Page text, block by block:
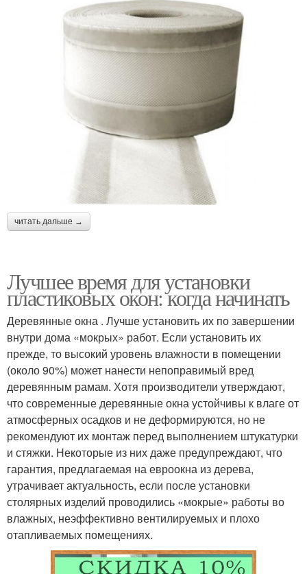
читать дальше →
Лучшее время для установки
пластиковых окон: когда начинать
Деревянные окна . Лучше установить их по завершении
внутри дома «мокрых» работ. Если установить их
прежде, то высокий уровень влажности в помещении
(около 90%) может нанести непоправимый вред
деревянным рамам. Хотя производители утверждают,
что современные деревянные окна устойчивы к влаге от
атмосферных осадков и не деформируются, но не
рекомендуют их монтаж перед выполнением штукатурки
и стяжки. Некоторые из них даже предупреждают, что
гарантия, предлагаемая на евроокна из дерева,
утрачивает актуальность, если после установки
столярных изделий проводились «мокрые» работы во
влажных, неэффективно вентилируемых и плохо
отапливаемых помещениях.